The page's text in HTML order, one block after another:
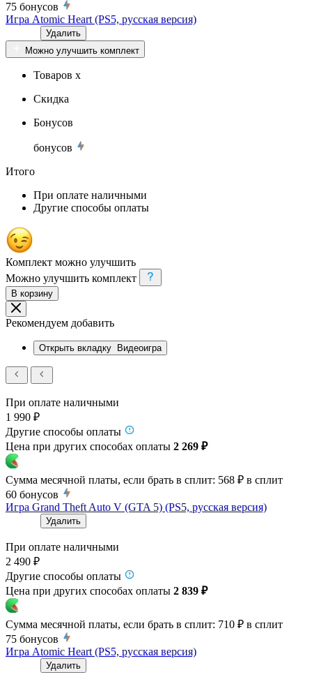
75 бонусов
Игра Atomic Heart (PS5, русская версия)
Удалить
Можно улучшить комплект
Товаров x
Скидка
Бонусов
бонусов
Итого
При оплате наличными
Другие способы оплаты
Комплект можно улучшить
Можно улучшить комплект
В корзину
Рекомендуем добавить
Открыть вкладку Видеоигра
При оплате наличными
1 990 ₽
Другие способы оплаты
Цена при других способах оплаты 2 269 ₽
Сумма месячной платы, если брать в сплит: 568 ₽ в сплит
60 бонусов
Игра Grand Theft Auto V (GTA 5) (PS5, русская версия)
Удалить
При оплате наличными
2 490 ₽
Другие способы оплаты
Цена при других способах оплаты 2 839 ₽
Сумма месячной платы, если брать в сплит: 710 ₽ в сплит
75 бонусов
Игра Atomic Heart (PS5, русская версия)
Удалить